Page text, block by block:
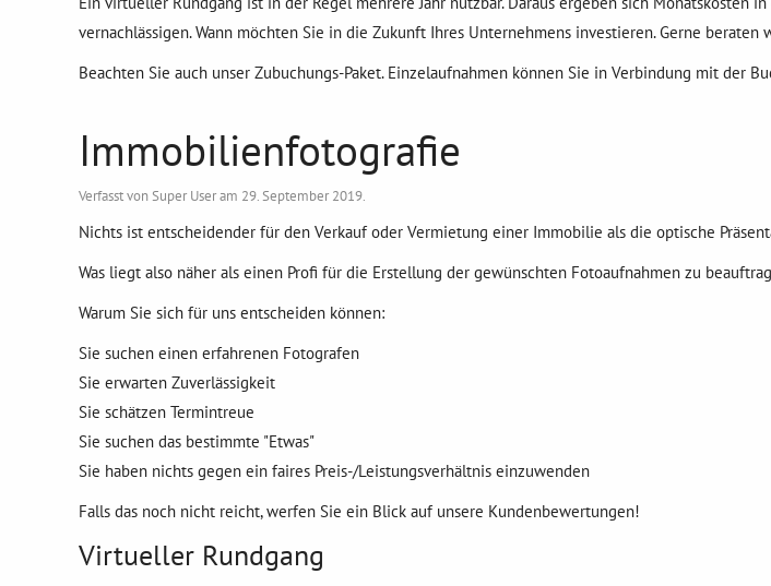
vernachlässigen. Wann möchten Sie in die Zukunft Ihres Unternehmens investieren. Gerne beraten
Beachten Sie auch unser Zubuchungs-Paket. Einzelaufnahmen können Sie in Verbindung mit der
Immobilienfotografie
Verfasst von Super User am 29. September 2019.
Nichts ist entscheidender für den Verkauf oder Vermietung einer Immobilie als die optische
Was liegt also näher als einen Profi für die Erstellung der gewünschten Fotoaufnahmen zu
Warum Sie sich für uns entscheiden können:
Sie suchen einen erfahrenen Fotografen
Sie erwarten Zuverlässigkeit
Sie schätzen Termintreue
Sie suchen das bestimmte "Etwas"
Sie haben nichts gegen ein faires Preis-/Leistungsverhältnis einzuwenden
Falls das noch nicht reicht, werfen Sie ein Blick auf unsere Kundenbewertungen!
Virtueller Rundgang